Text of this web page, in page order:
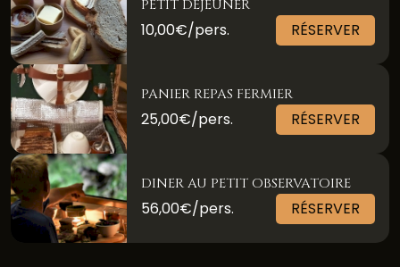
PETIT DÉJEUNER
10,00€/pers. RÉSERVER
PANIER REPAS FERMIER
25,00€/pers. RÉSERVER
DINER AU PETIT OBSERVATOIRE
56,00€/pers. RÉSERVER